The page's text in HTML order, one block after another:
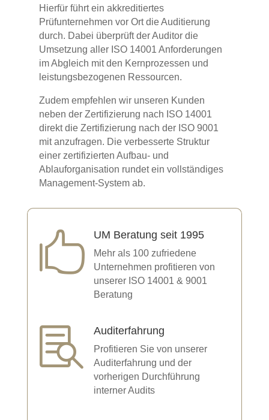
Hierfür führt ein akkreditiertes
Prüfunternehmen vor Ort die Auditierung
durch. Dabei überprüft der Auditor die
Umsetzung aller ISO 14001 Anforderungen
im Abgleich mit den Kernprozessen und
leistungsbezogenen Ressourcen.
Zudem empfehlen wir unseren Kunden
neben der Zertifizierung nach ISO 14001
direkt die Zertifizierung nach der ISO 9001
mit anzufragen. Die verbesserte Struktur
einer zertifizierten Aufbau- und
Ablauforganisation rundet ein vollständiges
Management-System ab.
 UM Beratung seit 1995
Mehr als 100 zufriedene
Unternehmen profitieren von
unserer ISO 14001 & 9001
Beratung
 Auditerfahrung
Profitieren Sie von unserer
Auditerfahrung und der
vorherigen Durchführung
interner Audits